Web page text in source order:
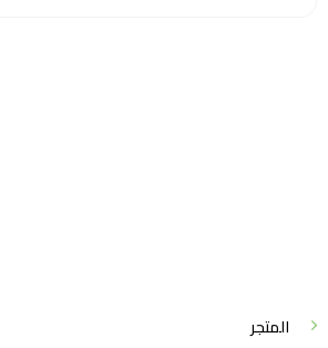
المتجر